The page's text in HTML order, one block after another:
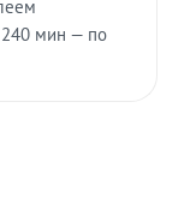
240 мин — по